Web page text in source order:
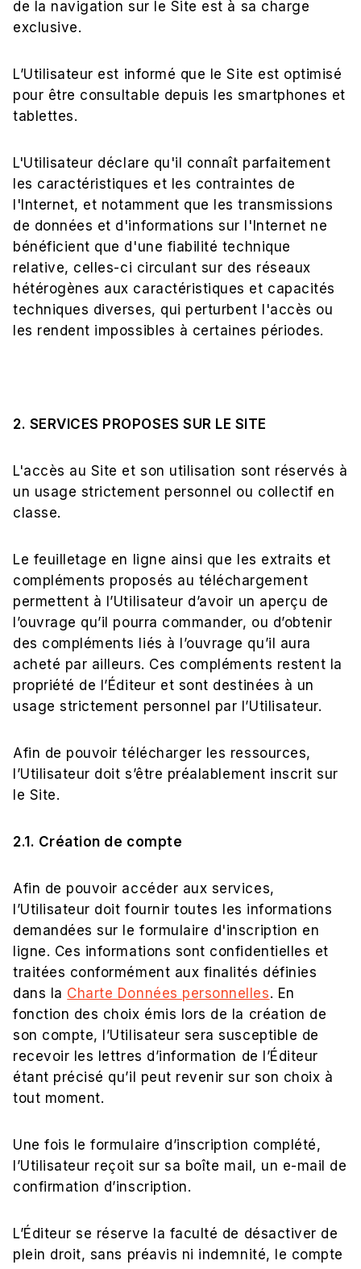
de la navigation sur le Site est à sa charge
exclusive.
L’Utilisateur est informé que le Site est optimisé
pour être consultable depuis les smartphones et
tablettes.
L'Utilisateur déclare qu'il connaît parfaitement
les caractéristiques et les contraintes de
l'Internet, et notamment que les transmissions
de données et d'informations sur l'Internet ne
bénéficient que d'une fiabilité technique
relative, celles-ci circulant sur des réseaux
hétérogènes aux caractéristiques et capacités
techniques diverses, qui perturbent l'accès ou
les rendent impossibles à certaines périodes.
2. SERVICES PROPOSES SUR LE SITE
L'accès au Site et son utilisation sont réservés à
un usage strictement personnel ou collectif en
classe.
Le feuilletage en ligne ainsi que les extraits et
compléments proposés au téléchargement
permettent à l’Utilisateur d’avoir un aperçu de
l’ouvrage qu’il pourra commander, ou d’obtenir
des compléments liés à l’ouvrage qu’il aura
acheté par ailleurs. Ces compléments restent la
propriété de l’Éditeur et sont destinées à un
usage strictement personnel par l’Utilisateur.
Afin de pouvoir télécharger les ressources,
l’Utilisateur doit s’être préalablement inscrit sur
le Site.
2.1. Création de compte
Afin de pouvoir accéder aux services,
l’Utilisateur doit fournir toutes les informations
demandées sur le formulaire d'inscription en
ligne. Ces informations sont confidentielles et
traitées conformément aux finalités définies
dans la Charte Données personnelles. En
fonction des choix émis lors de la création de
son compte, l’Utilisateur sera susceptible de
recevoir les lettres d’information de l’Éditeur
étant précisé qu’il peut revenir sur son choix à
tout moment.
Une fois le formulaire d’inscription complété,
l’Utilisateur reçoit sur sa boîte mail, un e-mail de
confirmation d’inscription.
L’Éditeur se réserve la faculté de désactiver de
plein droit, sans préavis ni indemnité, le compte